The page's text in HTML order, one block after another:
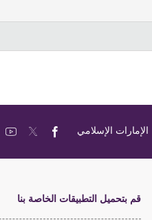
الإمارات الإسلامي
قم بتحميل التطبيقات الخاصة بنا